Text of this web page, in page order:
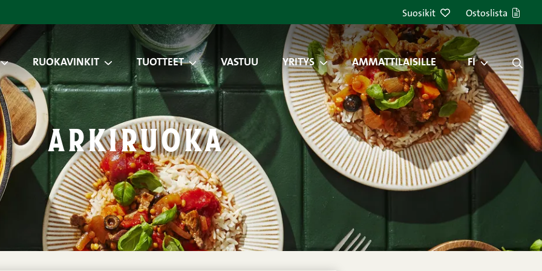
Suosikit Ostoslista
RUOKAVINKIT TUOTTEET VASTUU YRITYS AMMATTILAISILLE FI
arkiruoka